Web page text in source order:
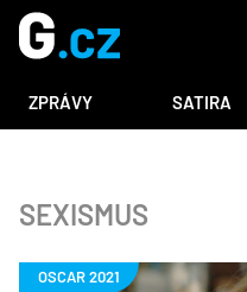
ZPRÁVY SATIRA
SEXISMUS